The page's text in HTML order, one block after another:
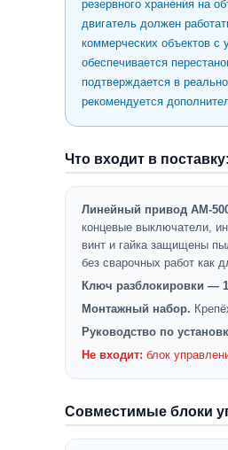
резервного хранения на
двигатель должен
коммерческих объектов
обеспечивается
подтверждается в
рекомендуется
Что входит в поставку:
Линейный привод AM-
концевые выключатели,
винт и гайка защищены
без сварочных работ как
Ключ разблокировки —
Монтажный набор.
Руководство по
Не входит: блок
Совместимые блоки